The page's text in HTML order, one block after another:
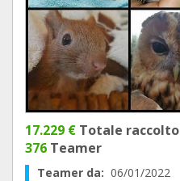
17.229 € Totale raccolto
376 Teamer
Teamer da: 06/01/2022